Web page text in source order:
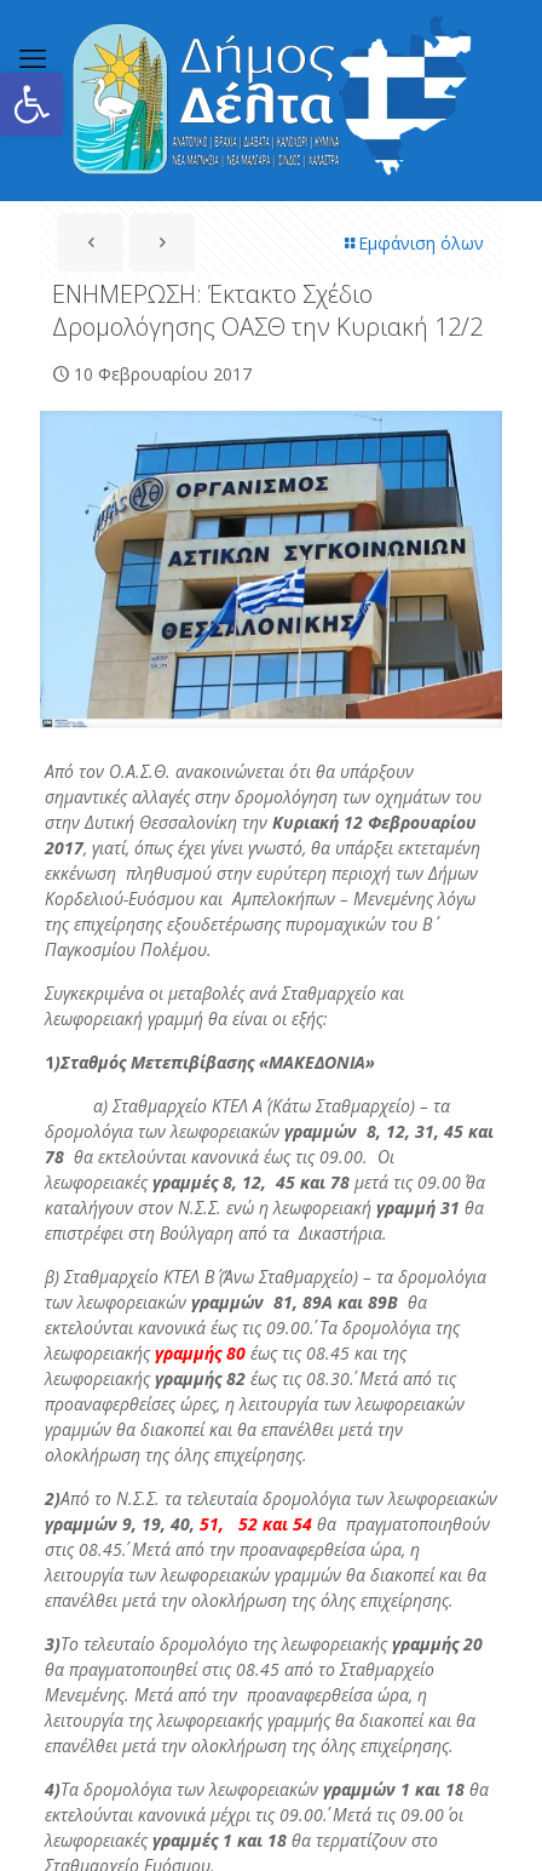
Ανοίξτε τη γραμμή εργαλείων
Εμφάνιση όλων
ΕΝΗΜΕΡΩΣΗ: Έκτακτο Σχέδιο
Δρομολόγησης ΟΑΣΘ την Κυριακή 12/2
10 Φεβρουαρίου 2017
Από τον Ο.Α.Σ.Θ. ανακοινώνεται ότι θα υπάρξουν
σημαντικές αλλαγές στην δρομολόγηση των οχημάτων του
στην Δυτική Θεσσαλονίκη την Κυριακή 12 Φεβρουαρίου
2017, γιατί, όπως έχει γίνει γνωστό, θα υπάρξει εκτεταμένη
εκκένωση πληθυσμού στην ευρύτερη περιοχή των Δήμων
Κορδελιού-Ευόσμου και Αμπελοκήπων – Μενεμένης λόγω
της επιχείρησης εξουδετέρωσης πυρομαχικών του Β΄
Παγκοσμίου Πολέμου.
Συγκεκριμένα οι μεταβολές ανά Σταθμαρχείο και
λεωφορειακή γραμμή θα είναι οι εξής:
1)Σταθμός Μετεπιβίβασης«ΜΑΚΕΔΟΝΙΑ»
α) Σταθμαρχείο ΚΤΕΛ Α΄ (Κάτω Σταθμαρχείο) – τα
δρομολόγια των λεωφορειακών γραμμών 8, 12, 31, 45 και
78θα εκτελούνται κανονικά έως τις 09.00. Οι
λεωφορειακέςγραμμές 8, 12, 45 και 78μετά τις 09.00΄ θα
καταλήγουν στον Ν.Σ.Σ. ενώ η λεωφορειακή γραμμή 31 θα
επιστρέφει στη Βούλγαρη από τα Δικαστήρια.
β) Σταθμαρχείο ΚΤΕΛ Β΄ (Άνω Σταθμαρχείο) – τα δρομολόγια
των λεωφορειακών γραμμών 81, 89Α και 89Β θα
εκτελούνται κανονικά έως τις 09.00΄. Τα δρομολόγια της
λεωφορειακήςγραμμής 80έως τις 08.45 και της
λεωφορειακήςγραμμής 82έως τις 08.30΄. Μετά από τις
προαναφερθείσες ώρες, η λειτουργία των λεωφορειακών
γραμμών θα διακοπεί και θα επανέλθει μετά την
ολοκλήρωση της όλης επιχείρησης.
2)Από το Ν.Σ.Σ. τα τελευταία δρομολόγια των λεωφορειακών
γραμμών 9, 19, 40, 51, 52 και 54θα πραγματοποιηθούν
στις 08.45΄. Μετά από την προαναφερθείσα ώρα, η
λειτουργία των λεωφορειακών γραμμών θα διακοπεί και θα
επανέλθει μετά την ολοκλήρωση της όλης επιχείρησης.
3)Το τελευταίο δρομολόγιο της λεωφορειακήςγραμμής 20
θα πραγματοποιηθεί στις 08.45 από το Σταθμαρχείο
Μενεμένης. Μετά από την προαναφερθείσα ώρα, η
λειτουργία της λεωφορειακής γραμμής θα διακοπεί και θα
επανέλθει μετά την ολοκλήρωση της όλης επιχείρησης.
4)Τα δρομολόγια των λεωφορειακών γραμμών 1 και 18θα
εκτελούνται κανονικά μέχρι τις 09.00΄. Μετά τις 09.00΄ οι
λεωφορειακέςγραμμές 1 και 18θα τερματίζουν στο
Σταθμαρχείο Ευόσμου.